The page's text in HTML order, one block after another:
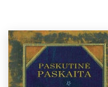
D.U.K.